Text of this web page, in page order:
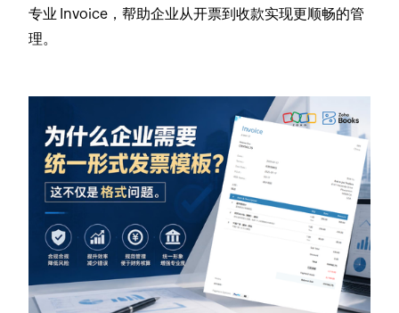
专业 Invoice，帮助企业从开票到收款实现更顺畅的管
理。